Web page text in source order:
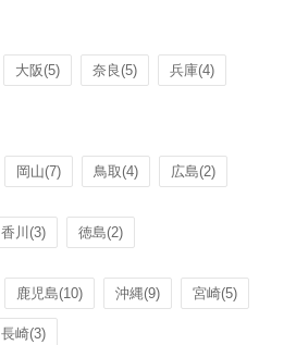
大阪(5) 奈良(5) 兵庫(4)
岡山(7) 鳥取(4) 広島(2)
香川(3) 徳島(2)
鹿児島(10) 沖縄(9) 宮崎(5)
長崎(3)